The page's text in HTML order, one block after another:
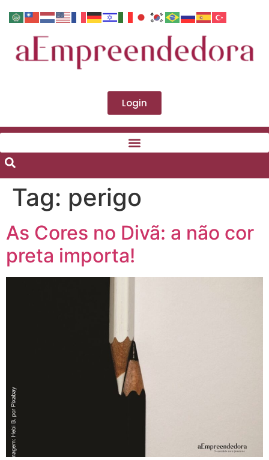
Login
Tag: perigo
As Cores no Divã: a não cor
preta importa!